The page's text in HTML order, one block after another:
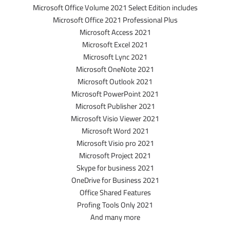
Microsoft Office Volume 2021 Select Edition includes
Microsoft Office 2021 Professional Plus
Microsoft Access 2021
Microsoft Excel 2021
Microsoft Lync 2021
Microsoft OneNote 2021
Microsoft Outlook 2021
Microsoft PowerPoint 2021
Microsoft Publisher 2021
Microsoft Visio Viewer 2021
Microsoft Word 2021
Microsoft Visio pro 2021
Microsoft Project 2021
Skype for business 2021
OneDrive for Business 2021
Office Shared Features
Profing Tools Only 2021
And many more